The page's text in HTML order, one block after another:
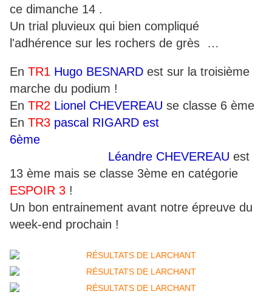
ce dimanche 14 .
Un trial pluvieux qui bien compliqué
l'adhérence sur les rochers de grès …
En TR1 Hugo BESNARD est sur la troisième
marche du podium !
En TR2 Lionel CHEVEREAU se classe 6 ème
En TR3 pascal RIGARD est
6ème
Léandre CHEVEREAU est
13 ème mais se classe 3ème en catégorie
ESPOIR 3 !
Un bon entrainement avant notre épreuve du
week-end prochain !